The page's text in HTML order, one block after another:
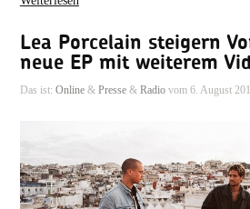
Lea Porcelain steigern
neue EP mit weiterem
Das ist: Online& Presse& Radiovom 6. August